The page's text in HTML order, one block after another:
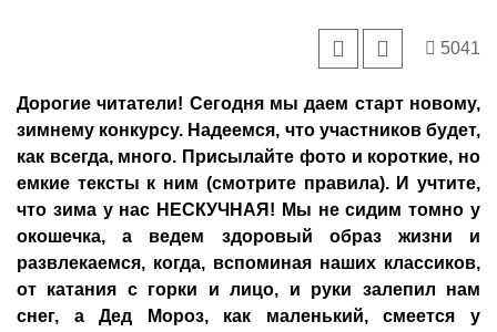
5041
Дорогие читатели! Сегодня мы даем старт новому,
зимнему конкурсу. Надеемся, что участников будет,
как всегда, много. Присылайте фото и короткие, но
емкие тексты к ним (смотрите правила). И учтите,
что зима у нас НЕСКУЧНАЯ! Мы не сидим томно у
окошечка, а ведем здоровый образ жизни и
развлекаемся, когда, вспоминая наших классиков,
от катания с горки и лицо, и руки залепил нам
снег, а Дед Мороз, как маленький, смеется у